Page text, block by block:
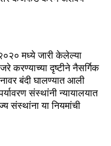
मध्ये जारी केलेल्या
करण्याच्या दृष्टीने नैसर्गिक
बंदी घालण्यात आली
संस्थांनी न्यायालयात
संस्थांना या नियमांची